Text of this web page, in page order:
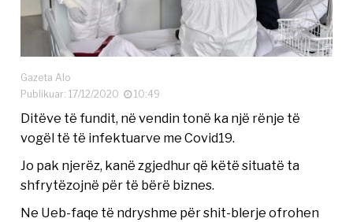
Gazeta Alo
Publikuar: 17/12/2020
10:49
Ditëve të fundit, në vendin tonë ka një rënje të
vogël të të infektuarve me Covid19.
Jo pak njerëz, kanë zgjedhur që këtë situatë ta
shfrytëzojnë për të bërë biznes.
Ne Ueb-faqe të ndryshme për shit-blerje ofrohen